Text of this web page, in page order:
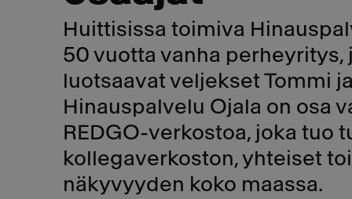
Huittisissa toimiva
50 vuotta vanha perheyritys,
luotsaavat veljekset Tommi
Hinauspalvelu Ojala on osa
REDGO-verkostoa, joka tuo
kollegaverkoston, yhteiset
näkyvyyden koko maassa.